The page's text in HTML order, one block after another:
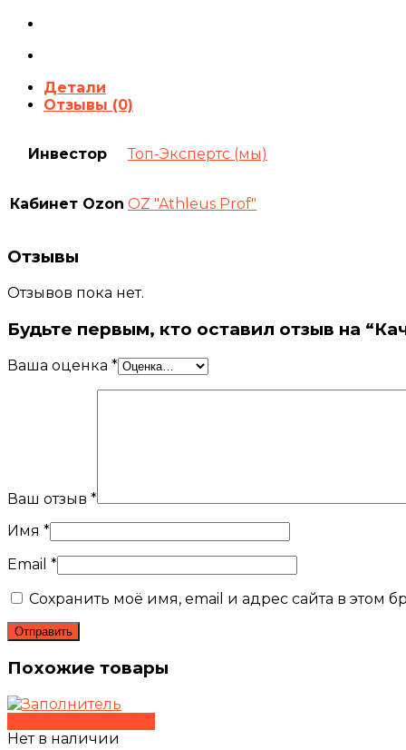
Детали
Отзывы (0)
Инвестор Топ-Экспертс (мы)
Кабинет Ozon OZ "Athleus Prof"
Отзывы
Отзывов пока нет.
Будьте первым, кто оставил отзыв на
Ваша оценка *
Ваш отзыв *
Имя *
Email *
Сохранить моё имя, email и адрес сайта в этом
Похожие товары
Нет в наличии